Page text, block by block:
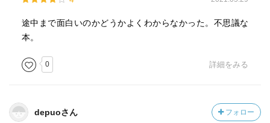
途中まで面白いのかどうかよくわからなかった。不思議な
本。
0 詳細をみる
depuoさん フォロー